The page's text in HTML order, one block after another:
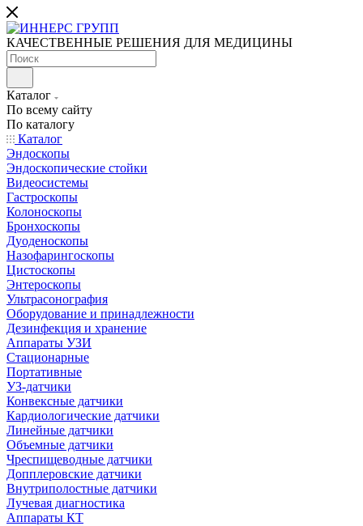
КАЧЕСТВЕННЫЕ РЕШЕНИЯ ДЛЯ МЕДИЦИНЫ
Каталог
По всему сайту
По каталогу
Каталог
Эндоскопы
Эндоскопические стойки
Видеосистемы
Гастроскопы
Колоноскопы
Бронхоскопы
Дуоденоскопы
Назофарингоскопы
Цистоскопы
Энтероскопы
Ультрасонография
Оборудование и принадлежности
Дезинфекция и хранение
Аппараты УЗИ
Стационарные
Портативные
УЗ-датчики
Конвексные датчики
Кардиологические датчики
Линейные датчики
Объемные датчики
Чреспищеводные датчики
Допплеровские датчики
Внутриполостные датчики
Лучевая диагностика
Аппараты КТ